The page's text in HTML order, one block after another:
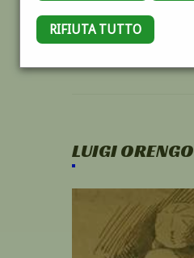
RIFIUTA TUTTO
LUIGI ORENGO